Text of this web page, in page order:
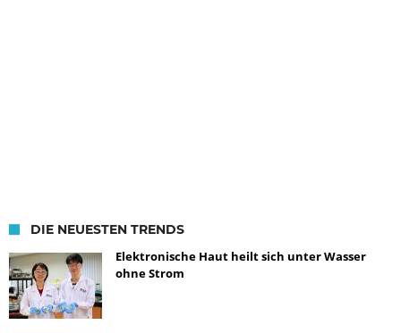
DIE NEUESTEN TRENDS
Elektronische Haut heilt sich unter Wasser
ohne Strom